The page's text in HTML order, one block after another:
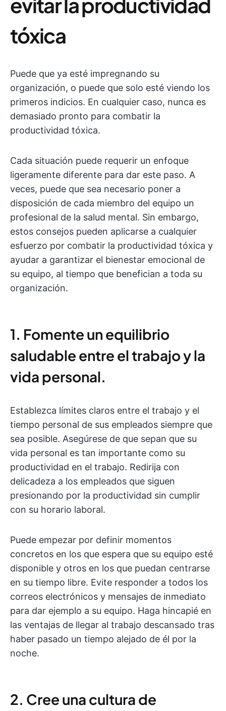
tóxica
Puede que ya esté impregnando su
organización, o puede que solo esté viendo los
primeros indicios. En cualquier caso, nunca es
demasiado pronto para combatir la
productividad tóxica.
Cada situación puede requerir un enfoque
ligeramente diferente para dar este paso. A
veces, puede que sea necesario poner a
disposición de cada miembro del equipo un
profesional de la salud mental. Sin embargo,
estos consejos pueden aplicarse a cualquier
esfuerzo por combatir la productividad tóxica y
ayudar a garantizar el bienestar emocional de
su equipo, al tiempo que benefician a toda su
organización.
1. Fomente un equilibrio
saludable entre el trabajo y la
vida personal.
Establezca límites claros entre el trabajo y el
tiempo personal de sus empleados siempre que
sea posible. Asegúrese de que sepan que su
vida personal es tan importante como su
productividad en el trabajo. Redirija con
delicadeza a los empleados que siguen
presionando por la productividad sin cumplir
con su horario laboral.
Puede empezar por definir momentos
concretos en los que espera que su equipo esté
disponible y otros en los que puedan centrarse
en su tiempo libre. Evite responder a todos los
correos electrónicos y mensajes de inmediato
para dar ejemplo a su equipo. Haga hincapié en
las ventajas de llegar al trabajo descansado tras
haber pasado un tiempo alejado de él por la
noche.
2. Cree una cultura de